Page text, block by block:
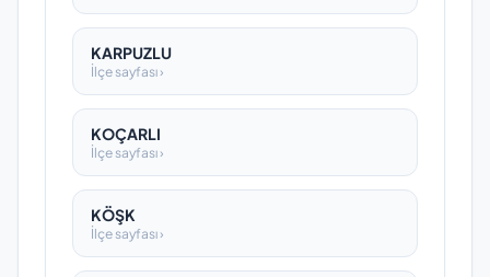
KARPUZLU
İlçe sayfası ›
KOÇARLI
İlçe sayfası ›
KÖŞK
İlçe sayfası ›